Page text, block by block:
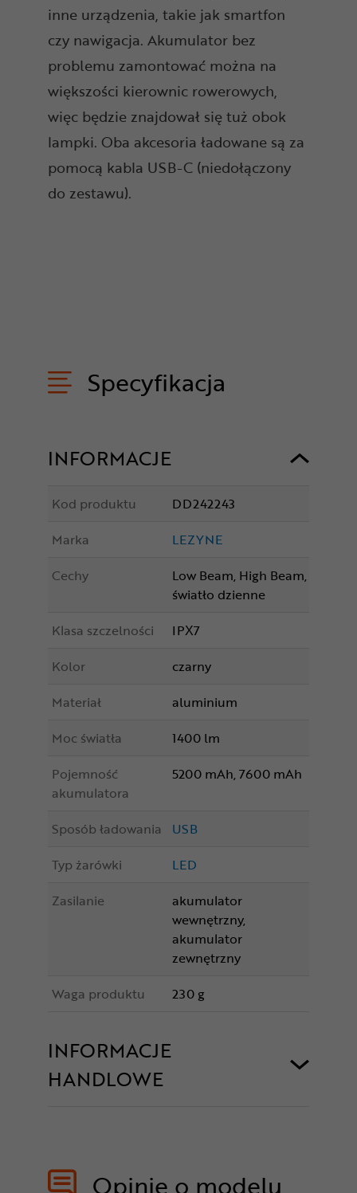
inne urządzenia, takie jak smartfon
czy nawigacja. Akumulator bez
problemu zamontować można na
większości kierownic rowerowych,
więc będzie znajdował się tuż obok
lampki. Oba akcesoria ładowane są za
pomocą kabla USB-C (niedołączony
do zestawu).
Specyfikacja
INFORMACJE
Kod produktu
DD242243
Marka
LEZYNE
Cechy
Low Beam, High Beam,
światło dzienne
Klasa szczelności
IPX7
Kolor
czarny
Materiał
aluminium
Moc światła
1400 lm
Pojemność
akumulatora
5200 mAh, 7600 mAh
Sposób ładowania
USB
Typ żarówki
LED
Zasilanie
akumulator
wewnętrzny,
akumulator
zewnętrzny
Waga produktu
230 g
INFORMACJE
HANDLOWE
Opinie o modelu